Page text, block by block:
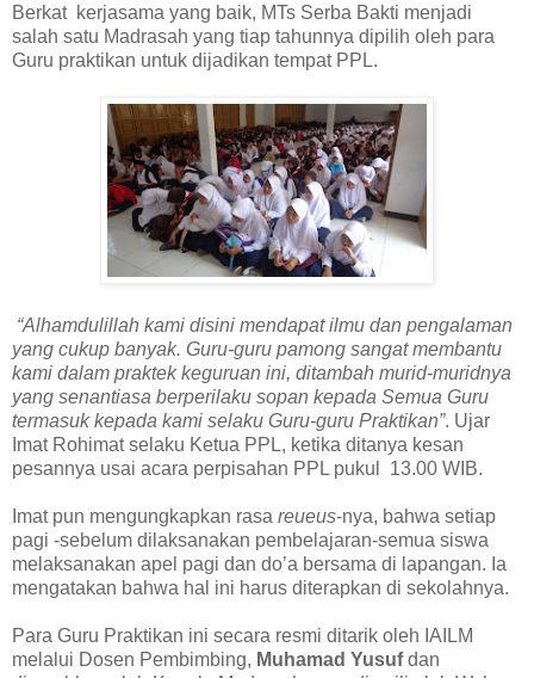
Berkat kerjasama yang baik, MTs Serba Bakti menjadi
salah satu Madrasah yang tiap tahunnya dipilih oleh para
Guru praktikan untuk dijadikan tempat PPL.
“Alhamdulillah kami disini mendapat ilmu dan pengalaman
yang cukup banyak. Guru-guru pamong sangat membantu
kami dalam praktek keguruan ini, ditambah murid-muridnya
yang senantiasa berperilaku sopan kepada Semua Guru
termasuk kepada kami selaku Guru-guru Praktikan”. Ujar
Imat Rohimat selaku Ketua PPL, ketika ditanya kesan
pesannya usai acara perpisahan PPL pukul
13.00 WIB.
Imat pun mengungkapkan rasa reueus-nya, bahwa setiap
pagi -sebelum dilaksanakan pembelajaran-semua siswa
melaksanakan apel pagi dan do’a bersama di lapangan. Ia
mengatakan bahwa hal ini harus diterapkan di sekolahnya.
Para Guru Praktikan ini secara resmi ditarik oleh IAILM
melalui Dosen Pembimbing, Muhamad Yusufdan